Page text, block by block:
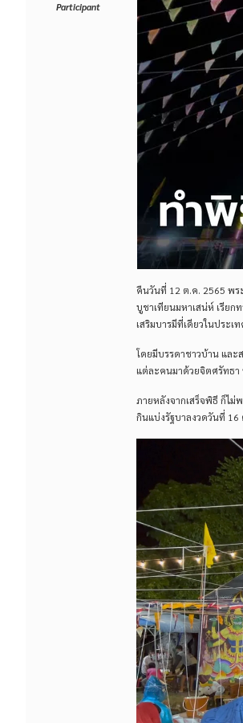
Participant
คืนวันที่ 12 ต.ค. 2565 พร
บูชาเทียนมหาเสน่ห์ เรียก
เสริมบารมีที่เดียวในประเ
โดยมีบรรดาชาวบ้าน และ
แต่ละคนมาด้วยจิตศรัทธา
ภายหลังจากเสร็จพิธี ก็ไ
กินแบ่งรัฐบาลงวดวันที่